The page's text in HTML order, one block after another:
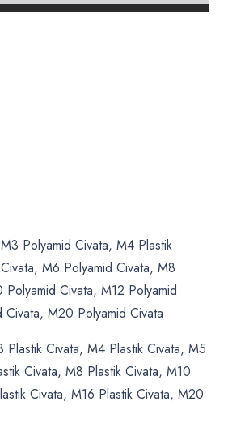
Polyamid Civata, M4 Plastik
M6 Polyamid Civata, M8
Polyamid Civata, M12 Polyamid
Civata, M20 Polyamid Civata
Plastik Civata, M4 Plastik Civata, M5
Civata, M8 Plastik Civata, M10
Civata, M16 Plastik Civata, M20